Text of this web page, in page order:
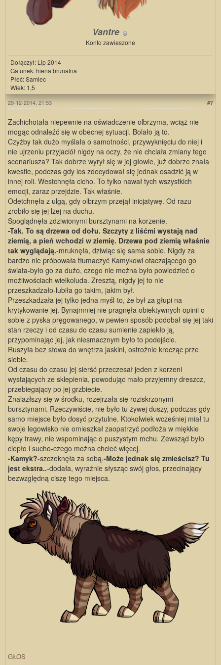
Vantre
Konto zawieszone
Dołączył: Lip 2014
Gatunek: hiena brunatna
Płeć: Samiec
Wiek: 1,5
#7
29-12-2014, 21:53
Zachichotała niepewnie na oświadczenie olbrzyma, wciąż nie
mogąc odnaleźć się w obecnej sytuacji. Bolało ją to.
Czyżby tak dużo myślała o samotności, przywyknięciu do niej i
nie ujrzeniu przyjaciół nigdy na oczy, że nie chciała zmiany tego
scenariusza? Tak dobrze wyrył się w jej głowie, już dobrze znała
kwestie, podczas gdy los zdecydował się jednak osadzić ją w
innej roli. Westchnęła cicho. To tylko nawał tych wszystkich
emocji, zaraz przejdzie. Tak właśnie.
Odetchnęła z ulgą, gdy olbrzym przejął inicjatywę. Od razu
zrobiło się jej lżej na duchu.
Spoglądnęła zdziwionymi bursztynami na korzenie.
-Tak. To są drzewa od dołu. Szczyty z liśćmi wystają nad
ziemią, a pień wchodzi w ziemię. Drzewa pod ziemią właśnie
tak wyglądają.-mruknęła, dziwiąc się sama sobie. Nigdy za
bardzo nie próbowała tłumaczyć Kamykowi otaczającego go
świata-było go za dużo, czego nie można było powiedzieć o
możliwościach wielkoluda. Zresztą, nigdy jej to nie
przeszkadzało-lubiła go takim, jakim był.
Przeszkadzała jej tylko jedna myśl-to, że był za głupi na
krytykowanie jej. Bynajmniej nie pragnęła obiektywnych opinii o
sobie z pyska pręgowanego, w pewien sposób podobał się jej taki
stan rzeczy i od czasu do czasu sumienie zapiekło ją,
przypominając jej, jak niesmacznym było to podejście.
Ruszyła bez słowa do wnętrza jaskini, ostrożnie krocząc prze
siebie.
Od czasu do czasu jej sierść przeczesał jeden z korzeni
wystających ze sklepienia, powodując mało przyjemny dreszcz,
przebiegający po jej grzbiecie.
Znalazłszy się w środku, rozejrzała się roziskrzonymi
bursztynami. Rzeczywiście, nie było tu żywej duszy, podczas gdy
samo miejsce było dosyć przytulne. Ktokolwiek wcześniej miał tu
swoje legowisko nie omieszkał zaopatrzyć podłoża w miękkie
kępy trawy, nie wspominając o puszystym mchu. Zewsząd było
ciepło i sucho-czego można chcieć więcej.
-Kamyk?-szczeknęła za sobą.-Może jednak się zmieścisz? Tu
jest ekstra..-dodała, wyraźnie słysząc swój głos, przecinający
bezwzględną ciszę tego miejsca.
GŁOS